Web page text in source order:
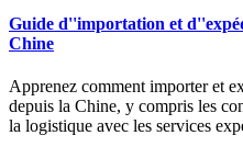
Guide d''importation et
Chine
Apprenez comment importer et
depuis la Chine, y compris les
la logistique avec les services